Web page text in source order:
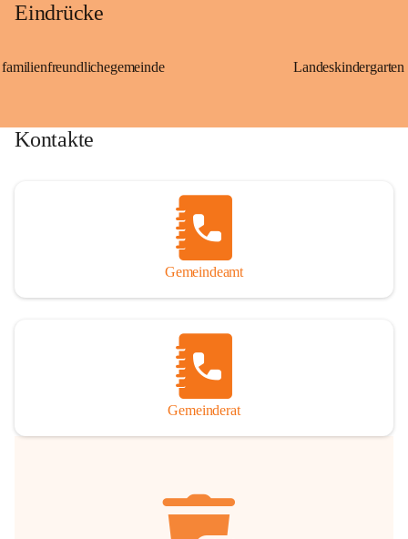
Eindrücke
familienfreundlichegemeinde
Kontakte
Gemeindeamt
Gemeinderat